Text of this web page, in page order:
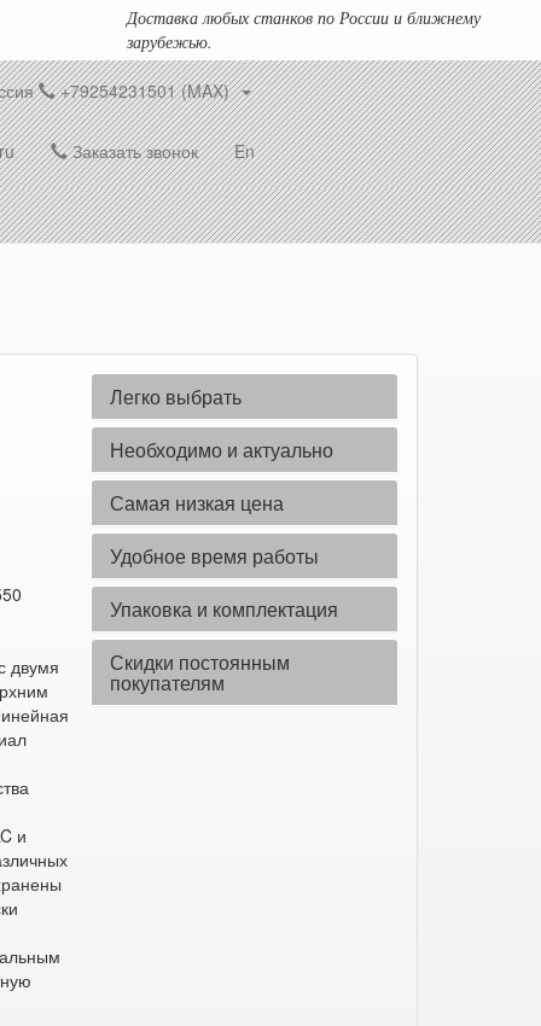
Доставка любых станков по России и ближнему
зарубежью.
+79254231501 (MAX)
Заказать звонок En
двумя
и
Легко выбрать
Необходимо и актуально
Самая низкая цена
Удобное время работы
Упаковка и комплектация
Скидки постоянным
покупателям